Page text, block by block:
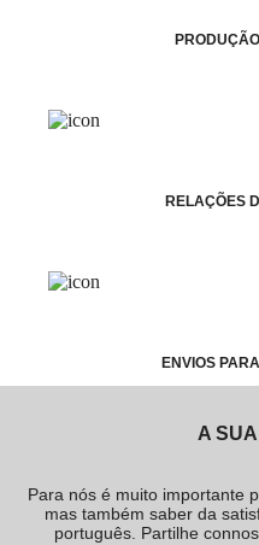
RELAÇÕES
ENVIOS
A
Para nós é muito importante
mas também saber da
português. Partilhe